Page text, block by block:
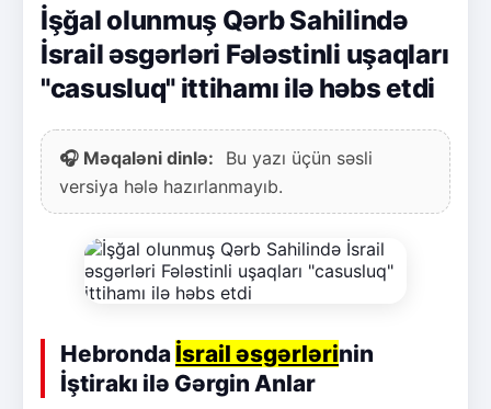
İşğal olunmuş Qərb Sahilində
İsrail əsgərləri Fələstinli uşaqları
"casusluq" ittihamı ilə həbs etdi
🎧 Məqaləni dinlə:
Bu yazı üçün səsli
versiya hələ hazırlanmayıb.
Hebronda İsrail əsgərlərinin
İştirakı ilə Gərgin Anlar